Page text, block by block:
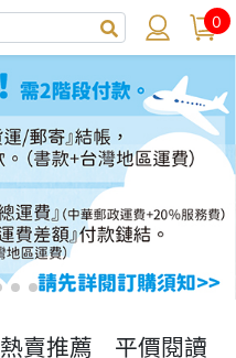
0
熱賣推薦 平價閱讀